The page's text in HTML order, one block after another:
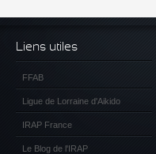
Liens utiles
FFAB
Ligue de Lorraine d'Aikido
IRAP France
Le Blog de l'IRAP